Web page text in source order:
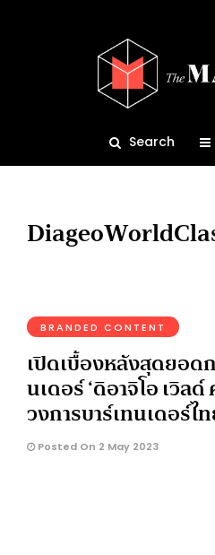
Search
BRANDED CONTENT
เปิดเบื้องหลังสุดยอด
นเดอร์ ‘ดิอาจิโอ เวิล
วงการบาร์เทนเดอร์ไ
Posted On 2 May 2023